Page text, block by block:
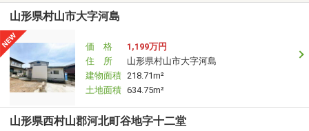
山形県村山市大字河島
価 格
1,199万円
住 所
山形県村山市大字河島
建物面積 218.71m²
土地面積 634.75m²
山形県西村山郡河北町谷地字十二堂